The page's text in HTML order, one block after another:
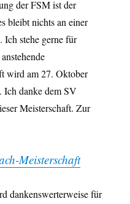
der FSM ist der
bleibt nichts an einer
Ich stehe gerne für
wird am 27. Oktober
Ich danke dem SV
Meisterschaft. Zur
Meisterschaft
dankenswerterweise für